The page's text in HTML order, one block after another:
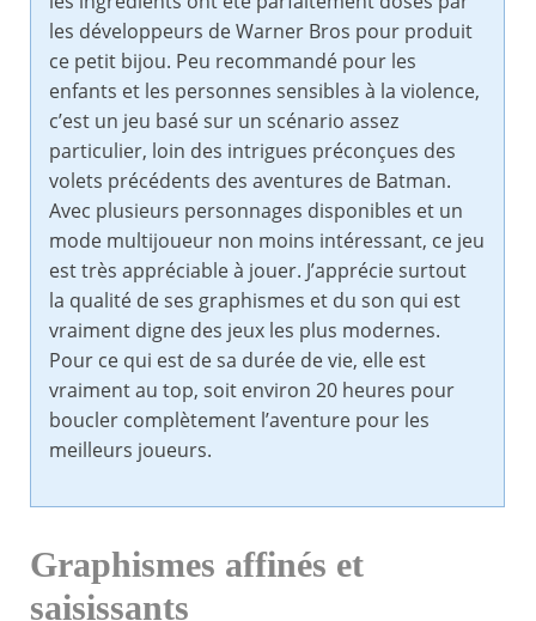
les développeurs de Warner Bros pour produit
ce petit bijou. Peu recommandé pour les
enfants et les personnes sensibles à la violence,
c’est un jeu basé sur un scénario assez
particulier, loin des intrigues préconçues des
volets précédents des aventures de Batman.
Avec plusieurs personnages disponibles et un
mode multijoueur non moins intéressant, ce jeu
est très appréciable à jouer. J’apprécie surtout
la qualité de ses graphismes et du son qui est
vraiment digne des jeux les plus modernes.
Pour ce qui est de sa durée de vie, elle est
vraiment au top, soit environ 20 heures pour
boucler complètement l’aventure pour les
meilleurs joueurs.
Graphismes affinés et
saisissants